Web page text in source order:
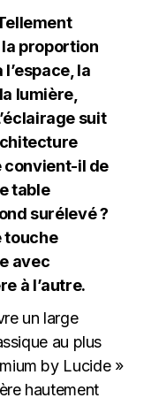
la proportion
la
lumière,
suit
convient-il de
table
surélevé ?
touche
avec
à l’autre.
un large
au plus
by Lucide »
hautement